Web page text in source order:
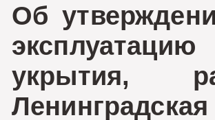
Об
укрытия,